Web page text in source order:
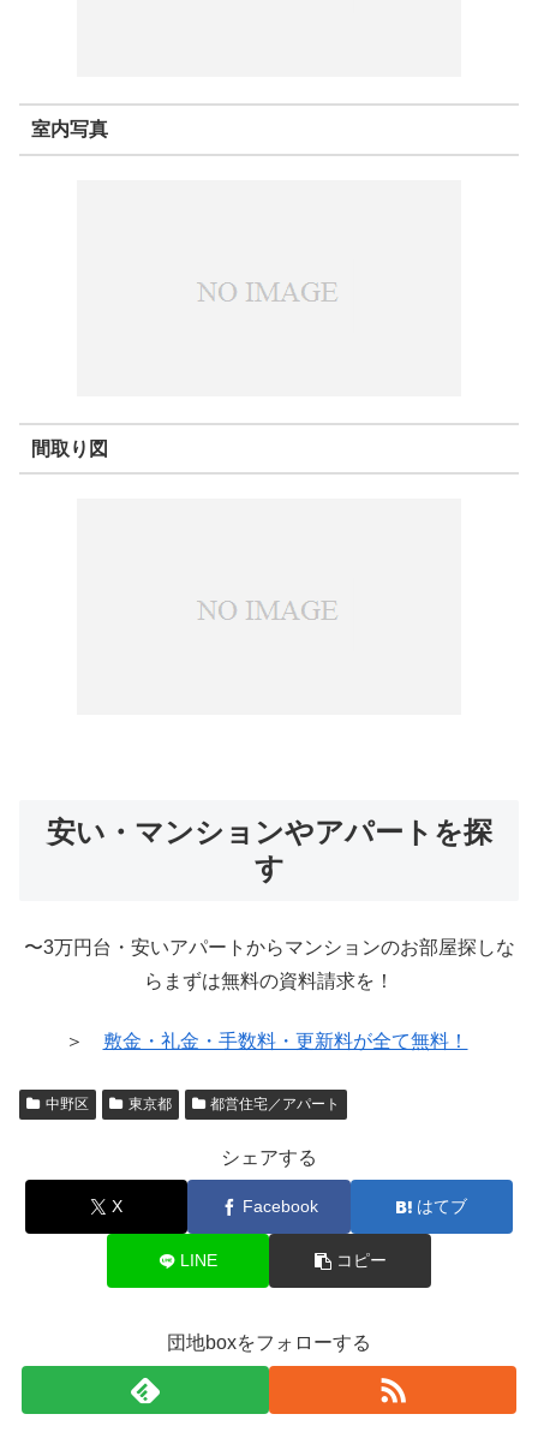
室内写真
間取り図
安い・マンションやアパートを探
す
〜3万円台・安いアパートからマンションのお部屋探しな
らまずは無料の資料請求を！
＞ 敷金・礼金・手数料・更新料が全て無料！
中野区 東京都 都営住宅／アパート
シェアする
X Facebook はてブ
LINE コピー
団地boxをフォローする